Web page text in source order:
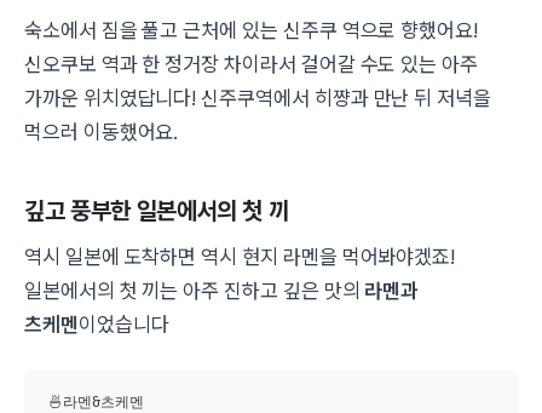
숙소에서 짐을 풀고 근처에 있는 신주쿠 역으로 향했어요!
신오쿠보 역과 한 정거장 차이라서 걸어갈 수도 있는 아주
가까운 위치였답니다! 신주쿠역에서 히쨩과 만난 뒤 저녁을
먹으러 이동했어요.
깊고 풍부한 일본에서의 첫 끼
역시 일본에 도착하면 역시 현지 라멘을 먹어봐야겠죠!
일본에서의 첫 끼는 아주 진하고 깊은 맛의 라멘과
츠케멘이었습니다
🍜라멘&츠케멘